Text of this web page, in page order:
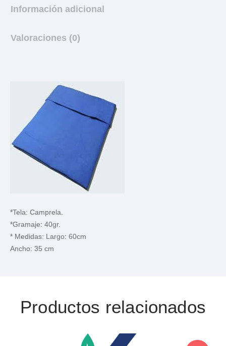
Información adicional
Valoraciones (0)
*Tela: Camprela.
*Gramaje: 40gr.
* Medidas: Largo: 60cm
Ancho: 35 cm
Productos relacionados